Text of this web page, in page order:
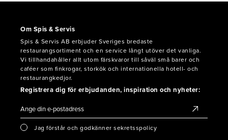
Om Spis & Servis
Spis & Servis AB erbjuder Sveriges bredaste
restaurangsortiment och en service långt utöver det vanliga.
Vi tillhandahåller allt utom färskvaror till såväl små barer och
caféer som finkrogar, storkök och internationella hotell- och
restaurangkedjor.
Registrera dig för erbjudanden, inspiration och nyheter:
Jag förstår och godkänner sekretsspolicy